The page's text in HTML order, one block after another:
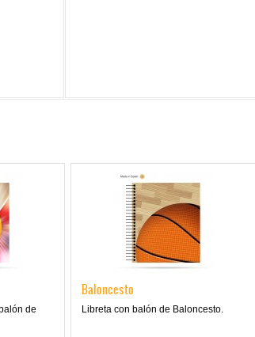
de
Baloncesto
Libreta con balón de Baloncesto.